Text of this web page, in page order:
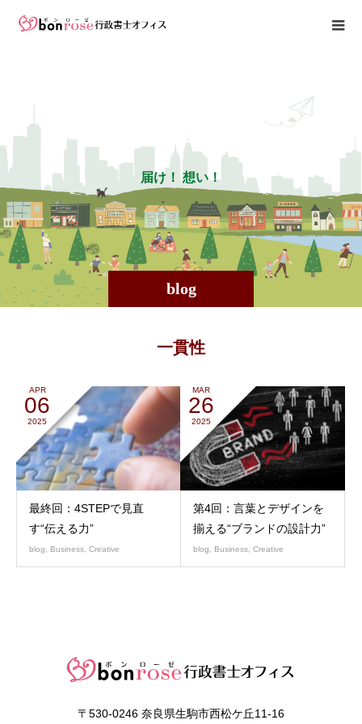
blog
届け ！ 想い！
一貫性
APR
06
2025
最終回：4STEPで見直
す“伝える力”
blog, Business, Creative
MAR
26
2025
第4回：言葉とデザインを
揃える“ブランドの設計力”
blog, Business, Creative
〒530-0246 奈良県生駒市西松ケ丘11-16